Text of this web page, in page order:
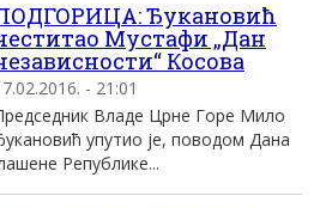
Ђукановић
Мустафи „Дан
Косова
- 21:01
Владе Црне Горе Мило
упутио је, поводом Дана
Републике...